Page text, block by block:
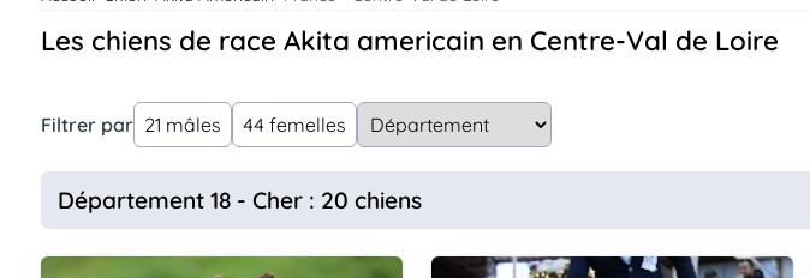
Assurances
Les chiens de race Akita americain en Centre-Val de Loire
Filtrer par 21 mâles 44 femelles
Département 18 - Cher : 20 chiens